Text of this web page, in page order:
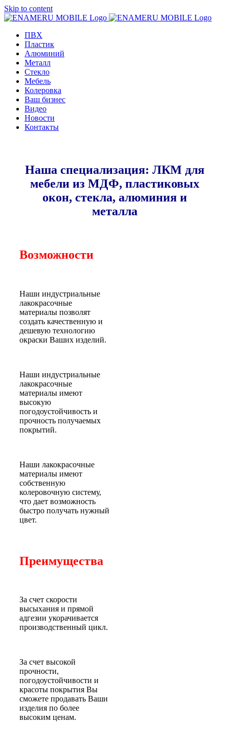
Skip to content
ПВХ
Пластик
Алюминий
Металл
Стекло
Мебель
Колеровка
Ваш бизнес
Видео
Новости
Контакты
Наша специализация: ЛКМ для
мебели из МДФ, пластиковых
окон, стекла, алюминия и
металла
Возможности
Наши индустриальные
лакокрасочные
материалы позволят
создать качественную и
дешевую технологию
окраски Ваших изделий.
Наши индустриальные
лакокрасочные
материалы имеют
высокую
погодоустойчивость и
прочность получаемых
покрытий.
Наши лакокрасочные
материалы имеют
собственную
колеровочную систему,
что дает возможность
быстро получать нужный
цвет.
Преимущества
За счет скорости
высыхания и прямой
адгезии укорачивается
производственный цикл.
За счет высокой
прочности,
погодоустойчивости и
красоты покрытия Вы
сможете продавать Ваши
изделия по более
высоким ценам.